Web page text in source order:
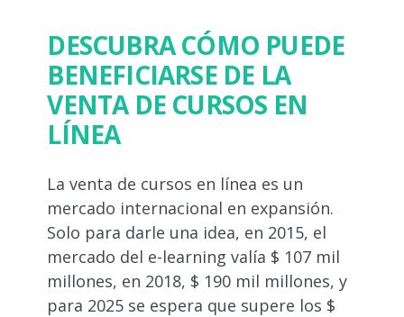
DESCUBRA CÓMO PUEDE
BENEFICIARSE DE LA
VENTA DE CURSOS EN
LÍNEA
La venta de cursos en línea es un
mercado internacional en expansión.
Solo para darle una idea, en 2015, el
mercado del e-learning valía $ 107 mil
millones, en 2018, $ 190 mil millones, y
para 2025 se espera que supere los $